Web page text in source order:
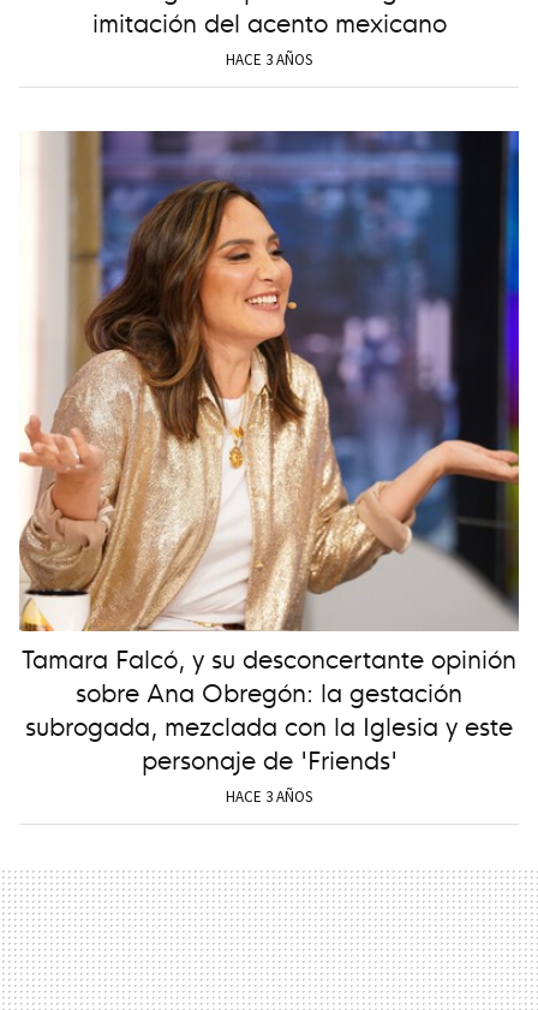
imitación del acento mexicano
HACE 3 AÑOS
Tamara Falcó, y su desconcertante opinión
sobre Ana Obregón: la gestación
subrogada, mezclada con la Iglesia y este
personaje de 'Friends'
HACE 3 AÑOS